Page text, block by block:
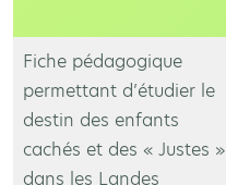
Fiche pédagogique
permettant d’étudier le
destin des enfants
cachés et des « Justes »
dans les Landes